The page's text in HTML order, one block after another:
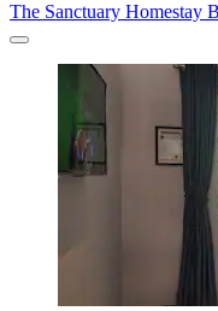
The Sanctuary Homestay